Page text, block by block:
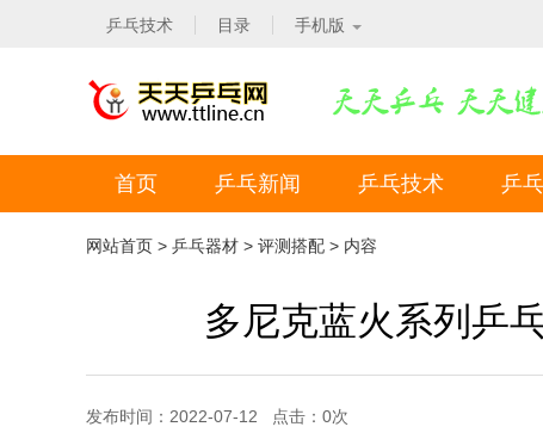
乒乓技术 目录 手机版
首页 乒乓新闻 乒乓技术 乒
网站首页 > 乒乓器材 > 评测搭配 > 内容
多尼克蓝火系列乒
发布时间：2022-07-12 点击： 0次